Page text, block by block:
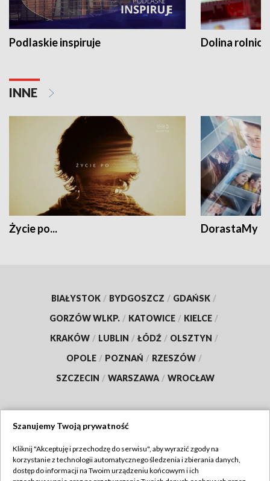
Podlaskie inspiruje Dolina
INNE
Życie po... DorastaMy
BIAŁYSTOK / BYDGOSZCZ / GDAŃSK /
GORZÓW WLKP. / KATOWICE / KIELCE /
KRAKÓW / LUBLIN / ŁÓDŹ / OLSZTYN /
OPOLE / POZNAŃ / RZESZÓW /
SZCZECIN / WARSZAWA / WROCŁAW
TVP
Szanujemy Twoją prywatność
Kliknij "Akceptuję i przechodzę do serwisu", aby wyrazić zgody na
korzystanie z technologii automatycznego śledzenia i zbierania danych,
dostęp do informacji na Twoim urządzeniu końcowym i ich